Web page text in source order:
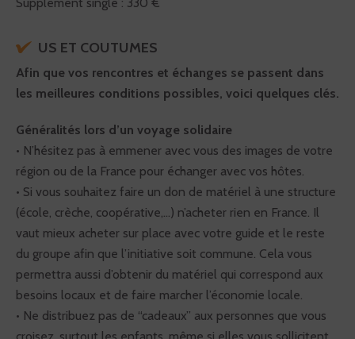
US ET COUTUMES
Afin que vos rencontres et échanges se passent dans
les meilleures conditions possibles, voici quelques clés.
Généralités lors d’un voyage solidaire
• N’hésitez pas à emmener avec vous des images de votre
région ou de la France pour échanger avec vos hôtes.
• Si vous souhaitez faire un don de matériel à une structure
(école, crèche, coopérative,...) n’acheter rien en France. Il
vaut mieux acheter sur place avec votre guide et le reste
du groupe afin que l’initiative soit commune. Cela vous
permettra aussi d’obtenir du matériel qui correspond aux
besoins locaux et de faire marcher l’économie locale.
• Ne distribuez pas de “cadeaux” aux personnes que vous